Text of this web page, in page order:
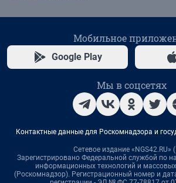
Мобильное
Google Play
Мы в соцсетях
Контактные данные для Роскомнадзора и
Сетевое издание «NGS42.RU»
Зарегистрировано Федеральной службой по
информационных технологий и
(Роскомнадзор). Регистрационный номер и